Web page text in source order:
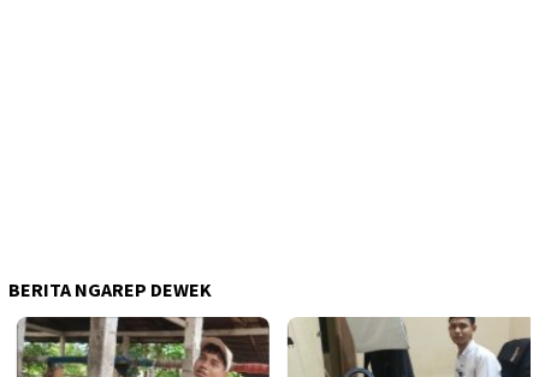
BERITA NGAREP DEWEK